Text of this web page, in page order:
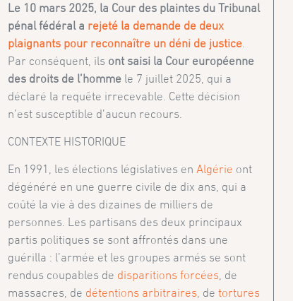
Le 10 mars 2025, la Cour des plaintes du Tribunal
pénal fédéral a rejeté la demande de deux
plaignants pour reconnaître un déni de justice.
Par conséquent, ils ont saisi la Cour européenne
des droits de l’homme le 7 juillet 2025, qui a
déclaré la requête irrecevable. Cette décision
n’est susceptible d’aucun recours.
CONTEXTE HISTORIQUE
En 1991, les élections législatives en Algérie ont
dégénéré en une guerre civile de dix ans, qui a
coûté la vie à des dizaines de milliers de
personnes. Les partisans des deux principaux
partis politiques se sont affrontés dans une
guérilla : l’armée et les groupes armés se sont
rendus coupables de disparitions forcées, de
massacres, de détentions arbitraires, de tortures